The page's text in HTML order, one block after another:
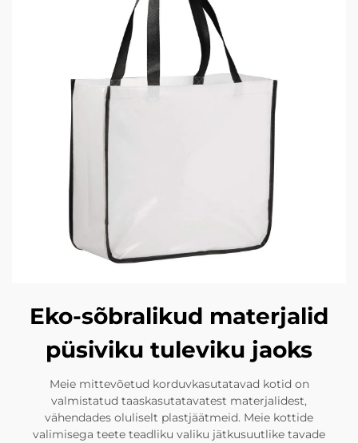
Eko-sõbralikud materjalid
püsiviku tuleviku jaoks
Meie mittevõetud korduvkasutatavad kotid on
valmistatud taaskasutatavatest materjalidest,
vähendades oluliselt plastjäätmeid. Meie kottide
valimisega teete teadliku valiku jätkusuutlike tavade